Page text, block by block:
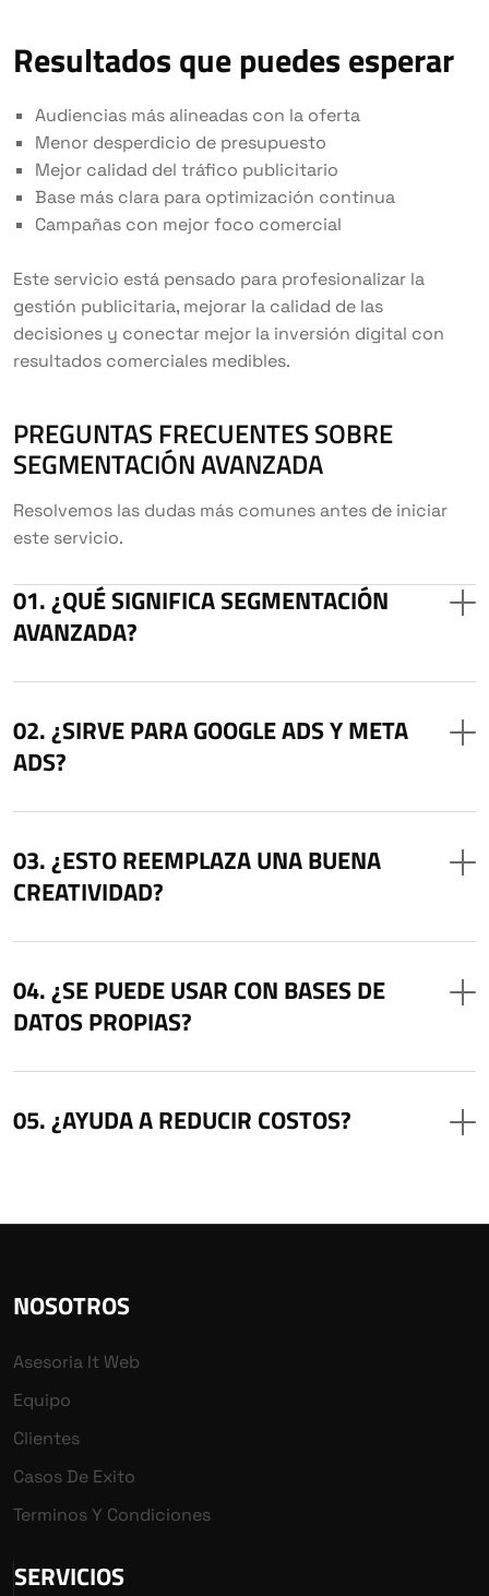
Resultados que puedes esperar
Audiencias más alineadas con la oferta
Menor desperdicio de presupuesto
Mejor calidad del tráfico publicitario
Base más clara para optimización continua
Campañas con mejor foco comercial
Este servicio está pensado para profesionalizar la
gestión publicitaria, mejorar la calidad de las
decisiones y conectar mejor la inversión digital con
resultados comerciales medibles.
PREGUNTAS FRECUENTES SOBRE
SEGMENTACIÓN AVANZADA
Resolvemos las dudas más comunes antes de iniciar
este servicio.
¿QUÉ SIGNIFICA SEGMENTACIÓN
AVANZADA?
¿SIRVE PARA GOOGLE ADS Y META
ADS?
¿ESTO REEMPLAZA UNA BUENA
CREATIVIDAD?
¿SE PUEDE USAR CON BASES DE
DATOS PROPIAS?
¿AYUDA A REDUCIR COSTOS?
NOSOTROS
Asesoria It Web
Equipo
Clientes
Casos De Exito
Terminos Y Condiciones
SERVICIOS